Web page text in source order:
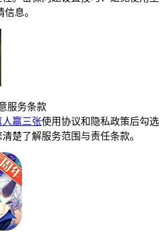
信息。
服务条款
人赢三张使用协议和隐私政策后勾选
楚了解服务范围与责任条款。